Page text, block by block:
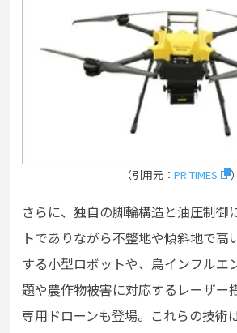
（引用元： PR TIMES ）
さらに、独自の脚輪構造と油圧制御
トでありながら不整地や傾斜地で高
する小型ロボットや、鳥インフルエ
題や農作物被害に対応するレーザー
専用ドローンも登場。これらの技術